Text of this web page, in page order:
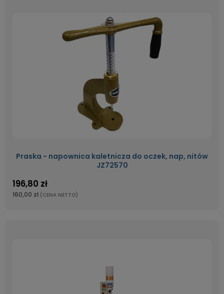
Praska - napownica kaletnicza do oczek, nap, nitów
JZ72570
196,80 zł
160,00 zł (CENA NETTO)